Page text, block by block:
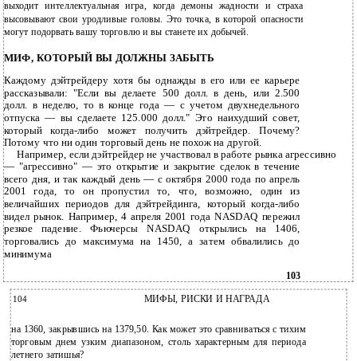
выходит интеллектуальная игра, когда демоны жадности и страха
высовывают свои уродливые головы. Это точка, в которой опасности
могут подорвать вашу торговлю и вы станете их добычей.
МИФ, КОТОРЫЙ ВЫ ДОЛЖНЫ ЗАБЫТЬ
Каждому дэйтрейдеру хотя бы однажды в его или ее карьере
рассказывали: "Если вы делаете 500 долл. в день, или 2.500
долл. в неделю, то в конце года — с учетом двухнедельного
отпуска — вы сделаете 125.000 долл." Это наихудший совет,
который когда-либо может получить дэйтрейдер. Почему?
Потому что ни один торговый день не похож на другой.
Например, если дэйтрейдер не участвовал в работе рынка агрессивно
— "агрессивно" — это открытие и закрытие сделок в течение
всего дня, и так каждый день — с октября 2000 года по апрель
2001 года, то он пропустил то, что, возможно, один из
величайших периодов для дэйтрейдинга, который когда-либо
видел рынок. Например, 4 апреля 2001 года NASDAQ пережил
резкое падение. Фьючерсы NASDAQ открылись на 1406,
торговались до максимума на 1450, а затем обвалились до
минимума
103
104 МИФЫ, РИСКИ И НАГРАДА
на 1360, закрывшись на 1379,50. Как может это сравниваться с тихим
торговым днем узким диапазоном, столь характерным для периода
летнего затишья?